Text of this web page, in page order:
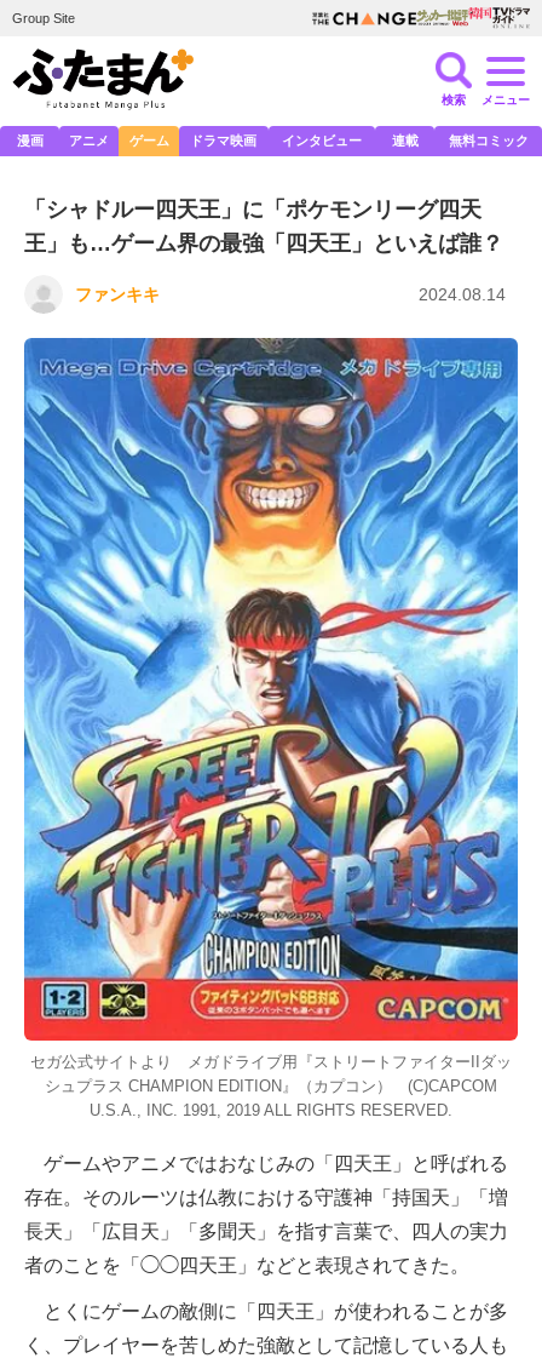
Group Site
検索 メニュー
漫画 アニメ ゲーム ドラマ映画 インタビュー 連載 無料コミック
「シャドルー四天王」に「ポケモンリーグ四天
王」も…ゲーム界の最強「四天王」といえば誰？
ファンキキ 2024.08.14
セガ公式サイトより メガドライブ用『ストリートファイターIIダッ
シュプラス CHAMPION EDITION』（カプコン） (C)CAPCOM
U.S.A., INC. 1991, 2019 ALL RIGHTS RESERVED.
ゲームやアニメではおなじみの「四天王」と呼ばれる
存在。そのルーツは仏教における守護神「持国天」「増
長天」「広目天」「多聞天」を指す言葉で、四人の実力
者のことを「◯◯四天王」などと表現されてきた。
とくにゲームの敵側に「四天王」が使われることが多
く、プレイヤーを苦しめた強敵として記憶している人も